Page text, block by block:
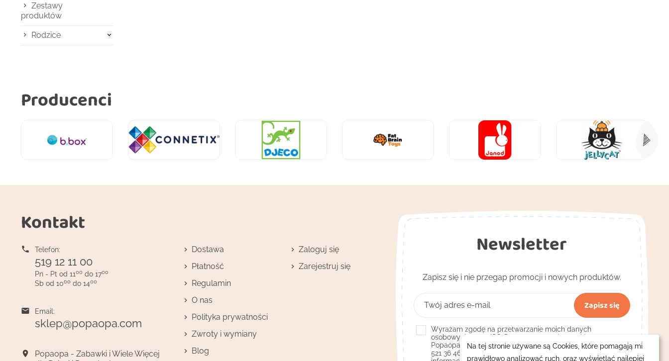
Zestawy
produktów
Rodzice 
Producenci
Kontakt
 Telefon:
519 12 11 00
Pn - Pt od 1100 do 1700
Sb od 1000 do 1400
 Email:
sklep@popaopa.com

Popaopa - Zabawki i Wiele Więcej
Dostawa
Płatność
Regulamin
O nas
Polityka prywatności
Zwroty i wymiany
Blog
Zaloguj się
Zarejestruj się
Newsletter
Zapisz się i nie przegap promocji i nowych produktów.
Wyrażam zgodę na przetwarzanie moich danych
osobowych przez ISO Sp. z o.o. prowadzącą sklep
Popaopa.pl z siedzibą w Bydgoszczy przy ul. Pięknej 13, NIP:
521 36 46 272 w celach marketingowych, m.in. przesyłania
Na tej stronie używane są Cookies, które pomagają mi
prawidłowo analizować ruch, oraz wyświetlać najlepiej